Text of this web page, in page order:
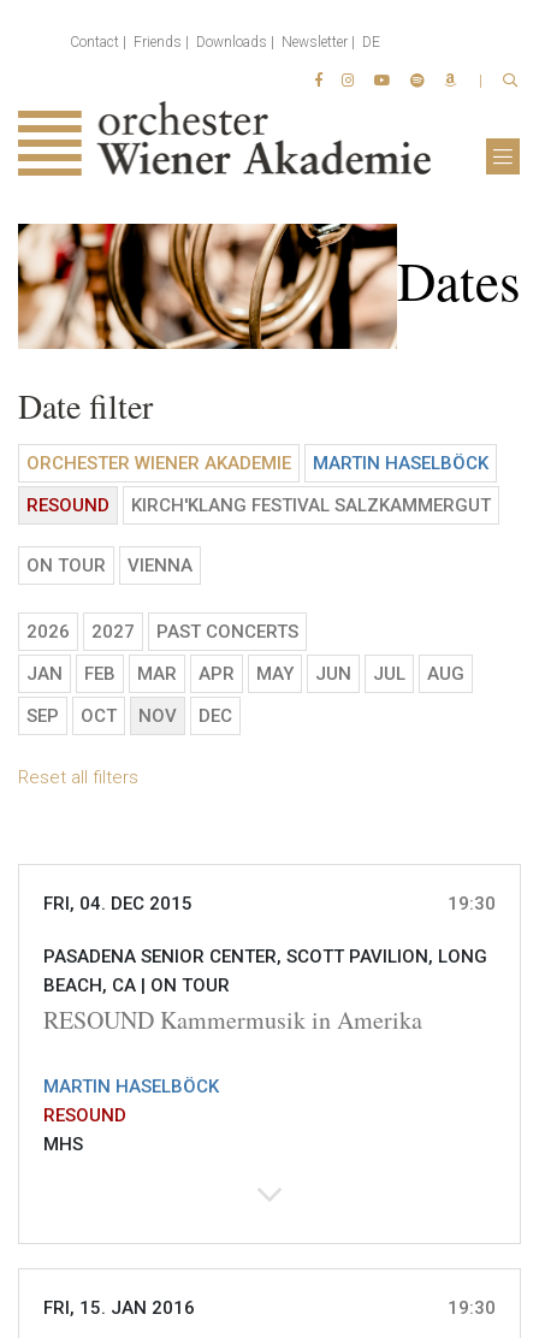
Contact Friends Downloads Newsletter DE
Dates
Date filter
ORCHESTER WIENER AKADEMIE
MARTIN HASELBÖCK
RESOUND
KIRCH'KLANG FESTIVAL SALZKAMMERGUT
ON TOUR VIENNA
2026 2027
PAST CONCERTS
JAN
FEB MAR APR MAY JUN JUL
AUG
SEP
OCT NOV DEC
Reset all filters
FRI, 04. DEC 2015 19:30
PASADENA SENIOR CENTER, SCOTT PAVILION, LONG
BEACH, CA | ON TOUR
RESOUND Kammermusik in Amerika
MARTIN HASELBÖCK
RESOUND
MHS
FRI, 15. JAN 2016 19:30